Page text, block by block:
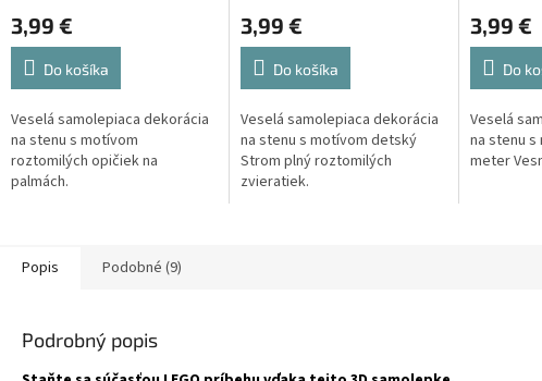
3,99 €
Do košíka
Veselá samolepiaca dekorácia
na stenu s motívom
roztomilých opičiek na
palmách.
3,99 €
Do košíka
Veselá samolepiaca dekorácia
na stenu s motívom detský
Strom plný roztomilých
zvieratiek.
3,99 €
Do
Veselá
na stenu
meter
Popis Podobné (9)
Podrobný popis